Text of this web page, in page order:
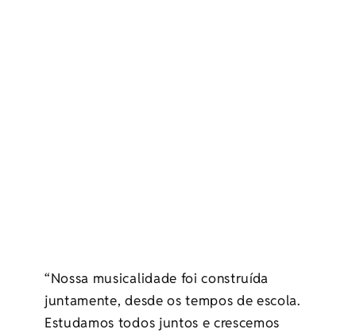
“Nossa musicalidade foi construída
juntamente, desde os tempos de escola.
Estudamos todos juntos e crescemos